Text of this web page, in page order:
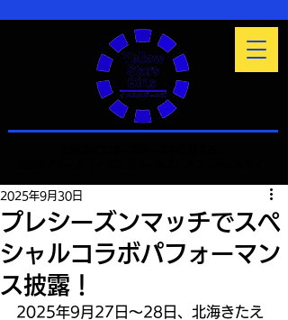
プレシーズンマッチでスペ
シャルコラボパフォーマン
ス披露！
2025年9月30日
2025年9月27日～28日、北海きたえ